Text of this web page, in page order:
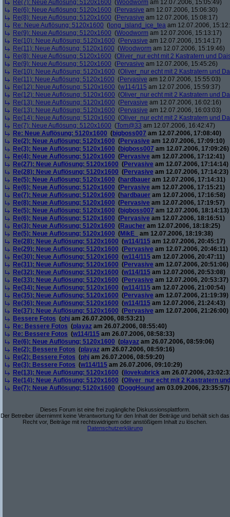
Re(7): Neue Auflösung: 5120x1600 (Woodworm am 12.07.2006, 15:05:49)
Re(6): Neue Auflösung: 5120x1600 (Pervasive am 12.07.2006, 15:06:30)
Re(8): Neue Auflösung: 5120x1600 (Pervasive am 12.07.2006, 15:08:17)
Re: Neue Auflösung: 5120x1600 ( long_island_ice_tea am 12.07.2006,
Re(9): Neue Auflösung: 5120x1600 (Woodworm am 12.07.2006, 15:13:17)
Re(10): Neue Auflösung: 5120x1600 (Pervasive am 12.07.2006, 15:14:17)
Re(11): Neue Auflösung: 5120x1600 (Woodworm am 12.07.2006, 15:19:46)
Re(8): Neue Auflösung: 5120x1600 (Oliver_nur echt mit 2 Kastratern und
Re(9): Neue Auflösung: 5120x1600 (Pervasive am 12.07.2006, 15:45:26)
Re(10): Neue Auflösung: 5120x1600 (Oliver_nur echt mit 2 Kastratern und
Re(11): Neue Auflösung: 5120x1600 (Pervasive am 12.07.2006, 15:55:03)
Re(12): Neue Auflösung: 5120x1600 (w114/115 am 12.07.2006, 15:59:37)
Re(12): Neue Auflösung: 5120x1600 (Oliver_nur echt mit 2 Kastratern und
Re(13): Neue Auflösung: 5120x1600 (Pervasive am 12.07.2006, 16:02:16)
Re(13): Neue Auflösung: 5120x1600 (Pervasive am 12.07.2006, 16:03:03)
Re(14): Neue Auflösung: 5120x1600 (Oliver_nur echt mit 2 Kastratern und
Re(7): Neue Auflösung: 5120x1600 (Tom@33 am 12.07.2006, 16:42:47)
Re: Neue Auflösung: 5120x1600 (bigboss007 am 12.07.2006, 17:08:40)
Re(2): Neue Auflösung: 5120x1600 (Pervasive am 12.07.2006, 17:09:10)
Re(3): Neue Auflösung: 5120x1600 (bigboss007 am 12.07.2006, 17:09:26)
Re(4): Neue Auflösung: 5120x1600 (Pervasive am 12.07.2006, 17:12:41)
Re(27): Neue Auflösung: 5120x1600 (Pervasive am 12.07.2006, 17:14:14)
Re(28): Neue Auflösung: 5120x1600 (Pervasive am 12.07.2006, 17:14:23)
Re(5): Neue Auflösung: 5120x1600 (hardbauer am 12.07.2006, 17:14:31)
Re(6): Neue Auflösung: 5120x1600 (Pervasive am 12.07.2006, 17:15:21)
Re(7): Neue Auflösung: 5120x1600 (hardbauer am 12.07.2006, 17:16:58)
Re(8): Neue Auflösung: 5120x1600 (Pervasive am 12.07.2006, 17:19:57)
Re(5): Neue Auflösung: 5120x1600 (bigboss007 am 12.07.2006, 18:14:13)
Re(6): Neue Auflösung: 5120x1600 (Pervasive am 12.07.2006, 18:16:51)
Re(3): Neue Auflösung: 5120x1600 (Raucher am 12.07.2006, 18:18:25)
Re(5): Neue Auflösung: 5120x1600 (MikE_
am 12.07.2006, 18:19:38)
Re(28): Neue Auflösung: 5120x1600 (w114/115 am 12.07.2006, 20:45:17)
Re(29): Neue Auflösung: 5120x1600 (Pervasive am 12.07.2006, 20:46:11)
Re(30): Neue Auflösung: 5120x1600 (w114/115 am 12.07.2006, 20:47:11)
Re(31): Neue Auflösung: 5120x1600 (Pervasive am 12.07.2006, 20:51:06)
Re(32): Neue Auflösung: 5120x1600 (w114/115 am 12.07.2006, 20:53:08)
Re(33): Neue Auflösung: 5120x1600 (Pervasive am 12.07.2006, 20:53:37)
Re(34): Neue Auflösung: 5120x1600 (w114/115 am 12.07.2006, 21:00:54)
Re(35): Neue Auflösung: 5120x1600 (Pervasive am 12.07.2006, 21:19:39)
Re(36): Neue Auflösung: 5120x1600 (w114/115 am 12.07.2006, 21:24:43)
Re(37): Neue Auflösung: 5120x1600 (Pervasive am 12.07.2006, 21:26:00)
Bessere Fotos (phj am 26.07.2006, 08:53:21)
Re: Bessere Fotos (playaz am 26.07.2006, 08:55:40)
Re: Bessere Fotos (w114/115 am 26.07.2006, 08:58:33)
Re(6): Neue Auflösung: 5120x1600 (playaz am 26.07.2006, 08:59:06)
Re(2): Bessere Fotos (playaz am 26.07.2006, 08:59:16)
Re(2): Bessere Fotos (phj am 26.07.2006, 08:59:20)
Re(3): Bessere Fotos (w114/115 am 26.07.2006, 09:10:29)
Re(13): Neue Auflösung: 5120x1600 (ilovekubrick am 26.07.2006,
Re(14): Neue Auflösung: 5120x1600 (Oliver_nur echt mit 2 Kastratern
Re(7): Neue Auflösung: 5120x1600 (DoggHound am 03.09.2006, 23:35:57)
Dieses Forum ist eine frei zugängliche Diskussionsplattform.
Der Betreiber übernimmt keine Verantwortung für den Inhalt der Beiträge und behält sich das
Recht vor, Beiträge mit rechtswidrigem oder anstößigem Inhalt zu löschen.
Datenschutzerklärung